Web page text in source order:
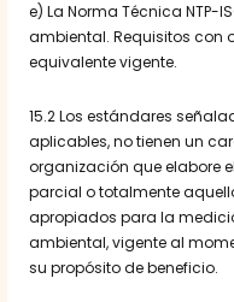
e) La Norma Técnica NTP-
ambiental. Requisitos con
equivalente vigente.
15.2 Los estándares
aplicables, no tienen un
organización que elabore
parcial o totalmente
apropiados para la
ambiental, vigente al
su propósito de beneficio.